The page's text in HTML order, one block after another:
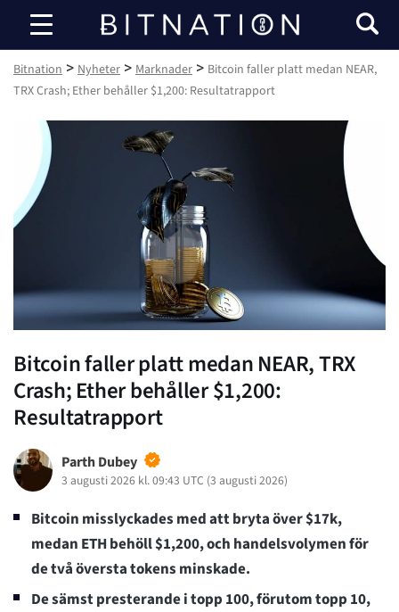
Bitnation
Bitnation > Nyheter > Marknader > Bitcoin faller platt medan NEAR,
TRX Crash; Ether behåller $1,200: Resultatrapport
Bitcoin faller platt medan NEAR, TRX
Crash; Ether behåller $1,200:
Resultatrapport
Parth Dubey
3 augusti 2026 kl. 09:43 UTC (3 augusti 2026)
Bitcoin misslyckades med att bryta över $17k,
medan ETH behöll $1,200, och handelsvolymen för
de två översta tokens minskade.
De sämst presterande i topp 100, förutom topp 10,